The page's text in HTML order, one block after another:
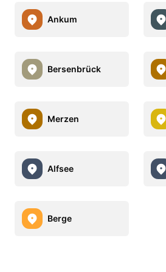
Ankum
Bersenbrück
Merzen
Alfsee
Berge